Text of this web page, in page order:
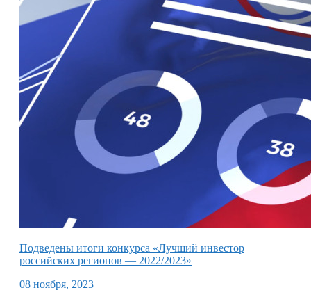
Подведены итоги конкурса «Лучший инвестор
российских регионов — 2022/2023»
08 ноября, 2023